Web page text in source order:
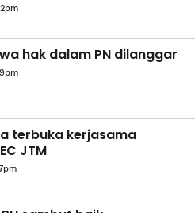
hak dalam PN dilanggar
terbuka kerjasama
JTM